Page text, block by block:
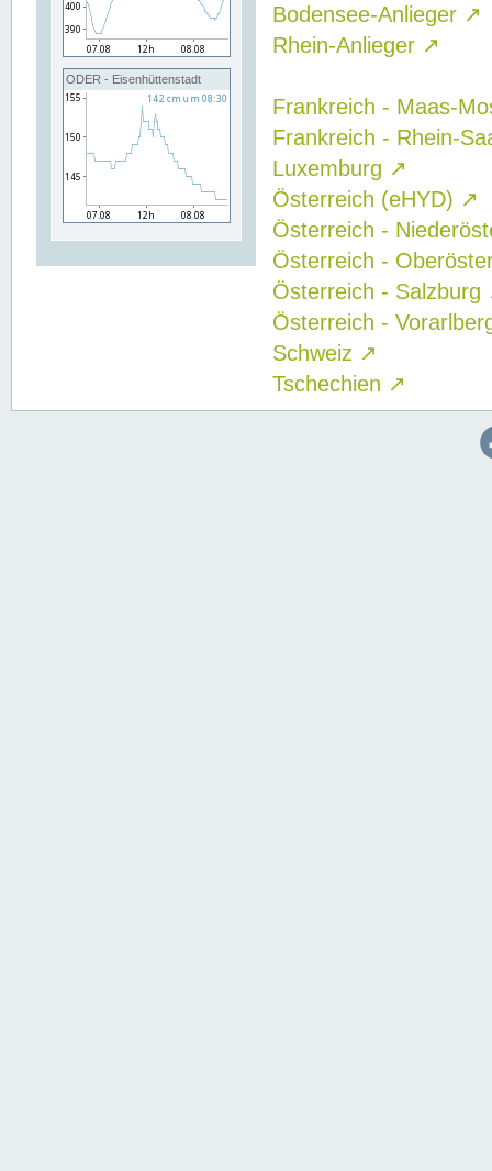
ODER - Eisenhüttenstadt
Bodensee-Anlieger ↗
Rhein-Anlieger ↗
Frankreich - Maas-
Frankreich - Rhein-
Luxemburg ↗
Österreich (eHYD) ↗
Österreich -
Österreich -
Österreich - Salzburg
Österreich -
Schweiz ↗
Tschechien ↗